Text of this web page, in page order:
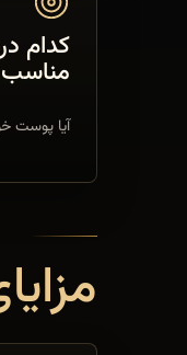
کدام
آیا پوست